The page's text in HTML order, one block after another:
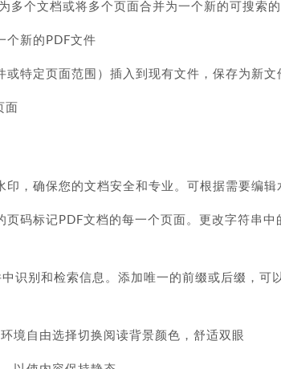
多个文档或将多个页面合并为一个新的可搜索
个新的PDF文件
特定页面范围）插入到现有文件，保存为新文
面
，确保您的文档安全和专业。可根据需要编辑
码标记PDF文档的每一个页面。更改字符串中
识别和检索信息。添加唯一的前缀或后缀，可
境自由选择切换阅读背景颜色，舒适双眼